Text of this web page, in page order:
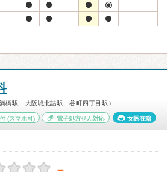
橋駅、大阪城北詰駅、谷町四丁目駅）
(スマホ可) 電子処方せん対応 女医在籍